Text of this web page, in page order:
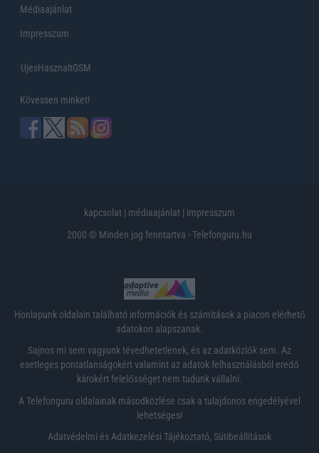
Médiaajánlat
Impresszum
UjesHasznaltGSM
Kövessen minket!
kapcsolat | médiaajánlat | impresszum
2000 © Minden jog fenntartva - Telefonguru.hu
Honlapunk oldalain található információk és számítások a piacon elérhető
adatokon alapszanak.
Sajnos mi sem vagyunk tévedhetetlenek, és az adatközlők sem. Az
esetleges pontatlanságokért valamint az adatok felhasználásból eredő
károkért felelősséget nem tudunk vállalni.
A Telefonguru oldalainak másodközlése csak a tulajdonos engedélyével
lehetséges!
Adatvédelmi és Adatkezelési Tájékoztató, Sütibeállítások